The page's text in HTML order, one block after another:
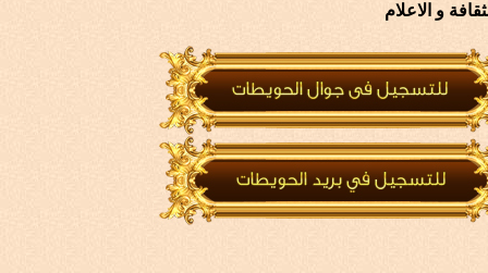
و الاعلام